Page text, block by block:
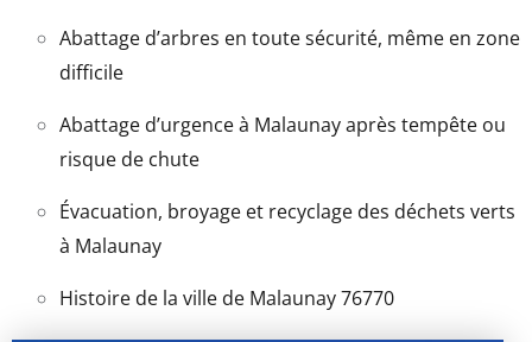
Abattage d’arbres en toute sécurité, même en zone
difficile
Abattage d’urgence à Malaunay après tempête ou
risque de chute
Évacuation, broyage et recyclage des déchets verts
à Malaunay
Histoire de la ville de Malaunay 76770